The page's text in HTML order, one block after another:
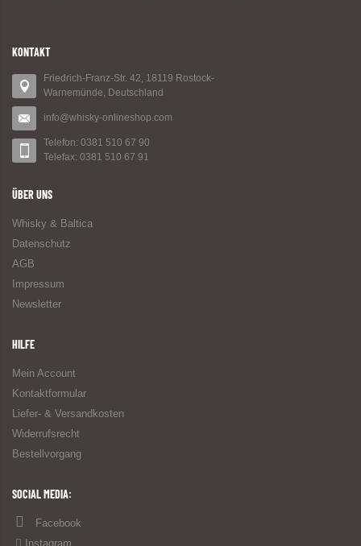
KONTAKT
Friedrich-Franz-Str. 42, 18119 Rostock-
Warnemünde, Deutschland
info@whisky-onlineshop.com
Telefon: 0381 510 67 90
Telefax: 0381 510 67 91
ÜBER UNS
Whisky & Baltica
Datenschutz
AGB
Impressum
Newsletter
HILFE
Mein Account
Kontaktformular
Liefer- & Versandkosten
Widerrufsrecht
Bestellvorgang
SOCIAL MEDIA:
Facebook
Instagram